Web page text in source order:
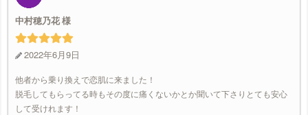
中村穂乃花
2022年6月9日
他者から乗り換えで恋肌に来ました！
脱毛してもらってる時もその度に痛くないかとか聞いて下さりとても安心
して受けれます！